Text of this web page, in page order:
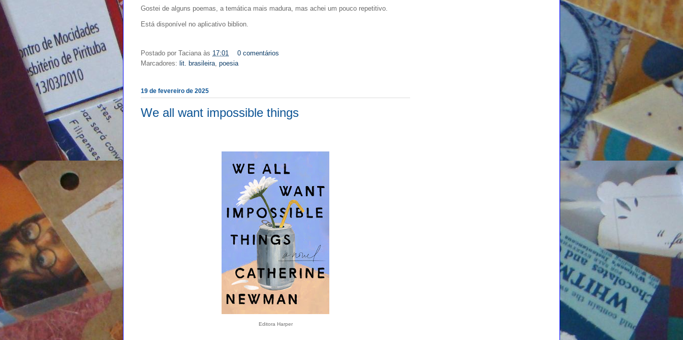
Gostei de alguns poemas, a temática mais madura, mas achei um pouco repetitivo.
Está disponível no aplicativo biblion.
Postado por Taciana às 17:01
0 comentários
Marcadores: lit. brasileira poesia
19 de fevereiro de 2025
We all want impossible things
Editora Harper